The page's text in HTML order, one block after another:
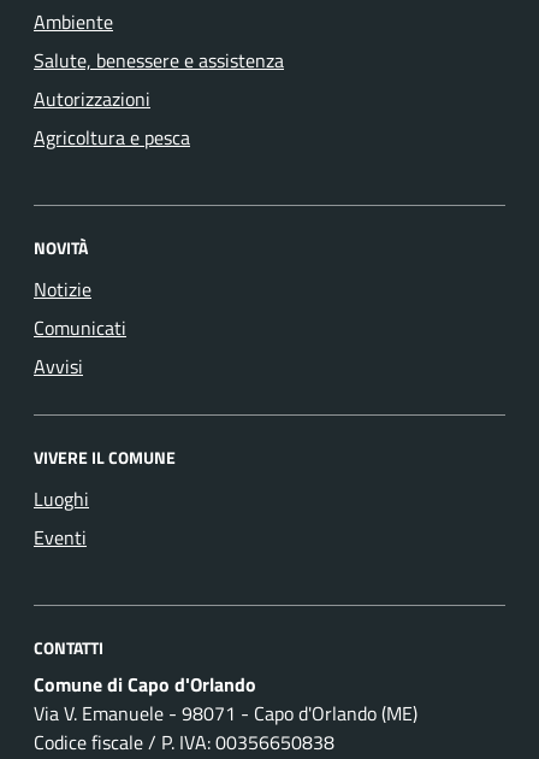
Ambiente
Salute, benessere e assistenza
Autorizzazioni
Agricoltura e pesca
NOVITÀ
Notizie
Comunicati
Avvisi
VIVERE IL COMUNE
Luoghi
Eventi
CONTATTI
Comune di Capo d'Orlando
Via V. Emanuele - 98071 - Capo d'Orlando (ME)
Codice fiscale / P. IVA: 00356650838